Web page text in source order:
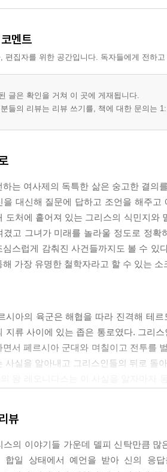
멘트
편집자를 위한 공간입니다. 독자들에게 전하
글은 확인을 거쳐 이 곳에 게재됩니다.
들의 리뷰는 리뷰 쓰기를, 책에 대한 문의는
하는 여사제의 독특한 삶은 숭고한 결의
을 대신해 질문에 답하고 조언을 해주
도처에 흩어져 있는 그리스의 식민지와
겼고 그녀가 미래를 놀라울 정도로 정
심스럽게 감춰진 사건들까지도 볼 수 있
해 가장 유명한 철학자라고 할 수 있는
시아의 육군은 해협을 따라 진격해 테
지류 사이에 있는 좁은 통로였다. 그리
면서 페르시아 군대와 며칠이고 전투를
사실을 알아내고 그리스인들의 뒤로 돌
뷰
스의 이야기들 가운데 델피 신탁만큼
합일 상태에서 예언을 받아 신의 응